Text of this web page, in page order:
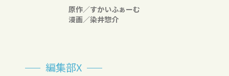
原作／すかいふぁーむ
漫画／染井惣介
編集部X